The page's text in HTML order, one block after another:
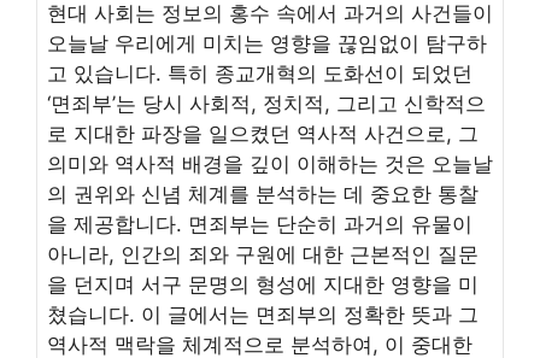
현대 사회는 정보의 홍수 속에서 과거의 사건들이
오늘날 우리에게 미치는 영향을 끊임없이 탐구하
고 있습니다. 특히 종교개혁의 도화선이 되었던
‘면죄부’는 당시 사회적, 정치적, 그리고 신학적으
로 지대한 파장을 일으켰던 역사적 사건으로, 그
의미와 역사적 배경을 깊이 이해하는 것은 오늘날
의 권위와 신념 체계를 분석하는 데 중요한 통찰
을 제공합니다. 면죄부는 단순히 과거의 유물이
아니라, 인간의 죄와 구원에 대한 근본적인 질문
을 던지며 서구 문명의 형성에 지대한 영향을 미
쳤습니다. 이 글에서는 면죄부의 정확한 뜻과 그
역사적 맥락을 체계적으로 분석하여, 이 중대한